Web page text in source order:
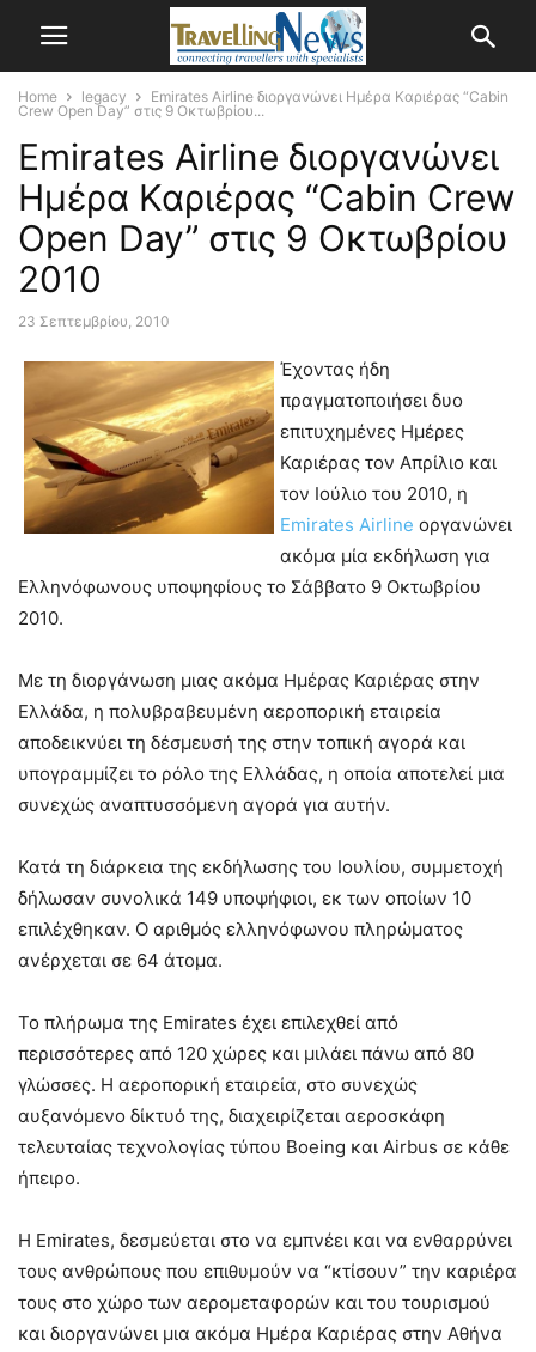
Home legacy
Emirates Airline διοργανώνει Ημέρα Καριέρας “Cabin
Crew Open Day” στις 9 Οκτωβρίου...
Emirates Airline διοργανώνει
Ημέρα Καριέρας “Cabin Crew
Open Day” στις 9 Οκτωβρίου
2010
23 Σεπτεμβρίου, 2010
Έχοντας ήδη
πραγματοποιήσει δυο
επιτυχημένες Ημέρες
Καριέρας τον Απρίλιο και
τον Ιούλιο του 2010, η
Emirates Airline οργανώνει
ακόμα μία εκδήλωση για
Ελληνόφωνους υποψηφίους το Σάββατο 9 Οκτωβρίου
2010.
Με τη διοργάνωση μιας ακόμα Ημέρας Καριέρας στην
Ελλάδα, η πολυβραβευμένη αεροπορική εταιρεία
αποδεικνύει τη δέσμευσή της στην τοπική αγορά και
υπογραμμίζει το ρόλο της Ελλάδας, η οποία αποτελεί μια
συνεχώς αναπτυσσόμενη αγορά για αυτήν.
Κατά τη διάρκεια της εκδήλωσης του Ιουλίου, συμμετοχή
δήλωσαν συνολικά 149 υποψήφιοι, εκ των οποίων 10
επιλέχθηκαν. Ο αριθμός ελληνόφωνου πληρώματος
ανέρχεται σε 64 άτομα.
Το πλήρωμα της Emirates έχει επιλεχθεί από
περισσότερες από 120 χώρες και μιλάει πάνω από 80
γλώσσες. Η αεροπορική εταιρεία, στο συνεχώς
αυξανόμενο δίκτυό της, διαχειρίζεται αεροσκάφη
τελευταίας τεχνολογίας τύπου Boeing και Airbus σε κάθε
ήπειρο.
Η Emirates, δεσμεύεται στο να εμπνέει και να ενθαρρύνει
τους ανθρώπους που επιθυμούν να “κτίσουν” την καριέρα
τους στο χώρο των αερομεταφορών και του τουρισμού
και διοργανώνει μια ακόμα Ημέρα Καριέρας στην Αθήνα